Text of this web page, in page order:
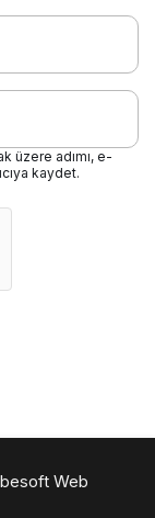
üzere adımı, e-
kaydet.
Web